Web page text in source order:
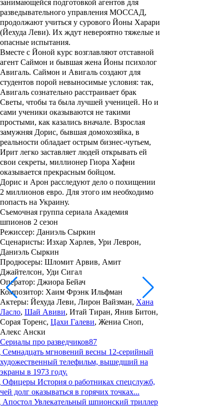
занимающейся подготовкой агентов для
разведывательного управления МОССАД,
продолжают учиться у сурового Йоны Харари
(Йехуда Леви). Их ждут невероятно тяжелые и
опасные испытания.
Вместе с Йоной курс возглавляют отставной
агент Саймон и бывшая жена Йоны психолог
Авигаль. Саймон и Авигаль создают для
студентов порой невыносимые условия: так,
Авигаль сознательно расстраивает брак
Светы, чтобы та была лучшей ученицей. Но и
сами ученики оказываются не такими
простыми, как казались вначале. Взрослая
замужняя Дорис, бывшая домохозяйка, в
реальности обладает острым бизнес-чутьем,
Ирит легко заставляет людей открывать ей
свои секреты, миллионер Гиора Хафни
оказывается прекрасным бойцом.
Дорис и Арон расследуют дело о похищении
2 миллионов евро. Для этого им необходимо
попасть на Украину.
Съемочная группа сериала Академия
шпионов 2 сезон
Режиссер: Даниэль Сыркин
Сценаристы: Изхар Харлев, Ури Леврон,
Даниэль Сыркин
Продюсеры: Шломит Арвив, Амит
Джайтелсон, Уди Сигал
Оператор: Джиора Бейач
Композитор: Хаим Фрэнк Ильфман
Актеры: Йехуда Леви, Лирон Вайзман, Хана
Ласло, Шай Авиви, Итай Тиран, Янив Битон,
Сорая Торенс, Цахи Галеви, Жениа Сноп,
Алекс Ански
Сериалы про разведчиков87
Семнадцать мгновений весны 12-серийный
художественный телефильм, вышедший на
экраны в 1973 году.
Офицеры История о работниках спецслужб,
чей долг оказываться в горячих точках...
Апостол Увлекательный шпионский триллер